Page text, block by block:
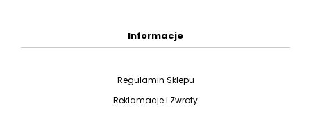
Informacje
Regulamin Sklepu
Reklamacje i Zwroty